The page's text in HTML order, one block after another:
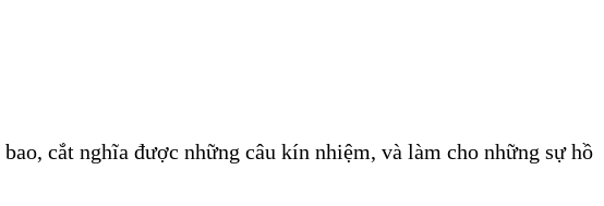
cắt nghĩa được những câu kín nhiệm, và làm cho những sự hồ